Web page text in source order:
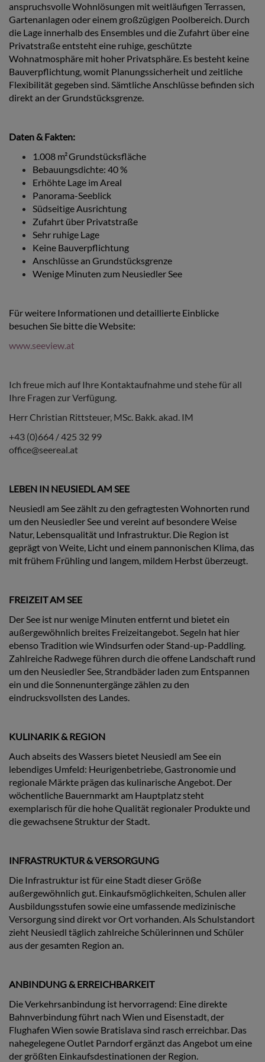
anspruchsvolle Wohnlösungen mit weitläufigen Terrassen,
Gartenanlagen oder einem großzügigen Poolbereich. Durch
die Lage innerhalb des Ensembles und die Zufahrt über eine
Privatstraße entsteht eine ruhige, geschützte
Wohnatmosphäre mit hoher Privatsphäre. Es besteht keine
Bauverpflichtung, womit Planungssicherheit und zeitliche
Flexibilität gegeben sind. Sämtliche Anschlüsse befinden sich
direkt an der Grundstücksgrenze.
Daten & Fakten:
1.008 m²Grundstücksfläche
Bebauungsdichte: 40 %
Erhöhte Lage im Areal
Panorama-Seeblick
Südseitige Ausrichtung
Zufahrt über Privatstraße
Sehr ruhige Lage
Keine Bauverpflichtung
Anschlüsse an Grundstücksgrenze
Wenige Minuten zum Neusiedler See
Für weitere Informationen und detaillierte Einblicke
besuchen Sie bitte die Website:
www.seeview.at
Ich freue mich auf Ihre Kontaktaufnahme und stehe für all
Ihre Fragen zur Verfügung.
Herr Christian Rittsteuer, MSc. Bakk. akad. IM
+43 (0)664 / 425 32 99
office@seereal.at
LEBEN IN NEUSIEDL AM SEE
Neusiedl am See zählt zu den gefragtesten Wohnorten rund
um den Neusiedler See und vereint auf besondere Weise
Natur, Lebensqualität und Infrastruktur. Die Region ist
geprägt von Weite, Licht und einem pannonischen Klima, das
mit frühem Frühling und langem, mildem Herbst überzeugt.
FREIZEIT AM SEE
Der See ist nur wenige Minuten entfernt und bietet ein
außergewöhnlich breites Freizeitangebot. Segeln hat hier
ebenso Tradition wie Windsurfen oder Stand-up-Paddling.
Zahlreiche Radwege führen durch die offene Landschaft rund
um den Neusiedler See, Strandbäder laden zum Entspannen
ein und die Sonnenuntergänge zählen zu den
eindrucksvollsten des Landes.
KULINARIK & REGION
Auch abseits des Wassers bietet Neusiedl am See ein
lebendiges Umfeld: Heurigenbetriebe, Gastronomie und
regionale Märkte prägen das kulinarische Angebot. Der
wöchentliche Bauernmarkt am Hauptplatz steht
exemplarisch für die hohe Qualität regionaler Produkte und
die gewachsene Struktur der Stadt.
INFRASTRUKTUR & VERSORGUNG
Die Infrastruktur ist für eine Stadt dieser Größe
außergewöhnlich gut. Einkaufsmöglichkeiten, Schulen aller
Ausbildungsstufen sowie eine umfassende medizinische
Versorgung sind direkt vor Ort vorhanden. Als Schulstandort
zieht Neusiedl täglich zahlreiche Schülerinnen und Schüler
aus der gesamten Region an.
ANBINDUNG & ERREICHBARKEIT
Die Verkehrsanbindung ist hervorragend: Eine direkte
Bahnverbindung führt nach Wien und Eisenstadt, der
Flughafen Wien sowie Bratislava sind rasch erreichbar. Das
nahegelegene Outlet Parndorf ergänzt das Angebot um eine
der größten Einkaufsdestinationen der Region.